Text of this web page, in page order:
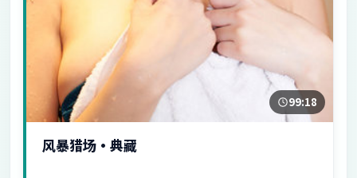
99:18
风暴猎场·典藏